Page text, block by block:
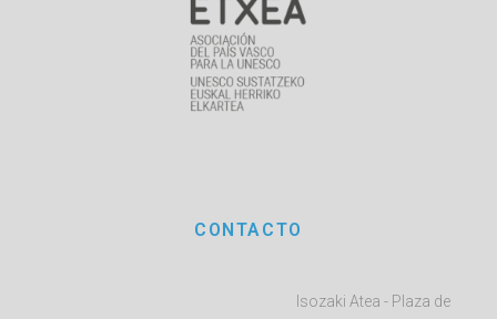
CONTACTO
Isozaki Atea - Plaza de